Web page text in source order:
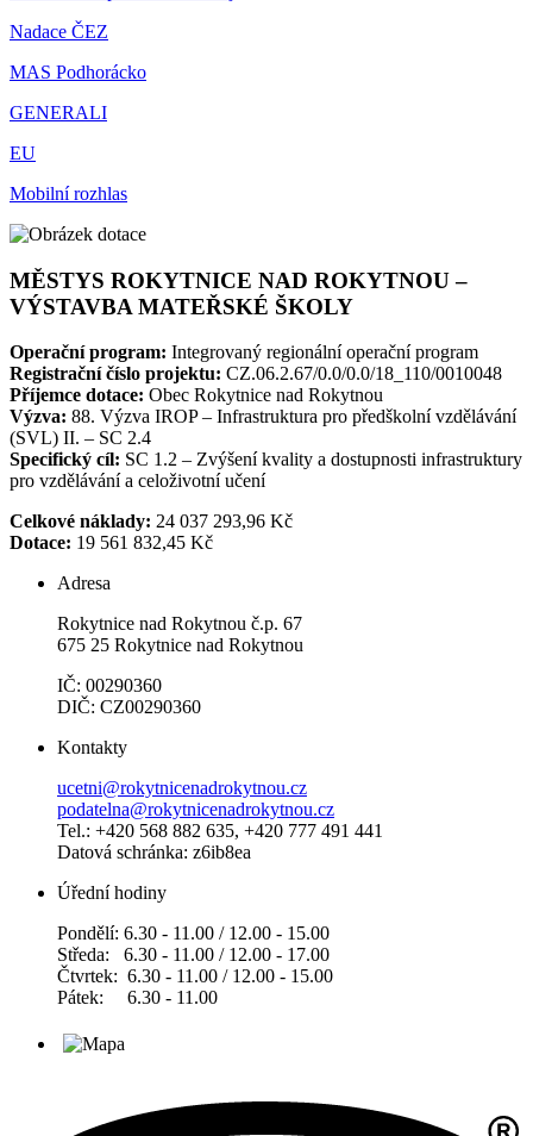
Nadace ČEZ
MAS Podhorácko
GENERALI
EU
Mobilní rozhlas
MĚSTYS ROKYTNICE NAD ROKYTNOU –
VÝSTAVBA MATEŘSKÉ ŠKOLY
Operační program: Integrovaný regionální operační program
Registrační číslo projektu: CZ.06.2.67/0.0/0.0/18_110/0010048
Příjemce dotace: Obec Rokytnice nad Rokytnou
Výzva: 88. Výzva IROP – Infrastruktura pro předškolní vzdělávání
(SVL) II. – SC 2.4
Specifický cíl: SC 1.2 – Zvýšení kvality a dostupnosti infrastruktury
pro vzdělávání a celoživotní učení
Celkové náklady: 24 037 293,96 Kč
Dotace: 19 561 832,45 Kč
Adresa
Rokytnice nad Rokytnou č.p. 67
675 25 Rokytnice nad Rokytnou
IČ: 00290360
DIČ: CZ00290360
Kontakty
ucetni@rokytnicenadrokytnou.cz
podatelna@rokytnicenadrokytnou.cz
Tel.: +420 568 882 635, +420 777 491 441
Datová schránka: z6ib8ea
Úřední hodiny
Pondělí: 6.30 - 11.00 / 12.00 - 15.00
Středa: 6.30 - 11.00 / 12.00 - 17.00
Čtvrtek: 6.30 - 11.00 / 12.00 - 15.00
Pátek: 6.30 - 11.00